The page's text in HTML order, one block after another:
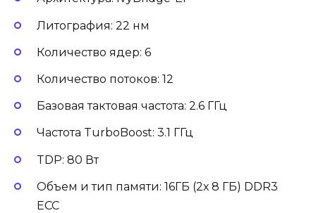
Литография: 22 нм
Количество ядер: 6
Количество потоков: 12
Базовая тактовая частота: 2.6 ГГц
Частота TurboBoost: 3.1 ГГц
TDP: 80 Вт
Объем и тип памяти: 16ГБ (2х 8 ГБ) DDR3
ECC